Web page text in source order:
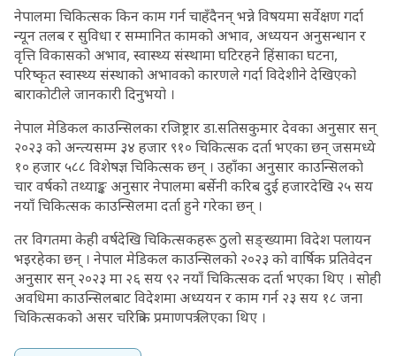
नेपालमा चिकित्सक किन काम गर्न चाहँदैनन् भन्ने विषयमा सर्वेक्षण गर्दा
न्यून तलब र सुविधा र सम्मानित कामको अभाव, अध्ययन अनुसन्धान र
वृत्ति विकासको अभाव, स्वास्थ्य संस्थामा घटिरहने हिंसाका घटना,
परिष्कृत स्वास्थ्य संस्थाको अभावको कारणले गर्दा विदेशीने देखिएको
बाराकोटीले जानकारी दिनुभयो ।
नेपाल मेडिकल काउन्सिलका रजिष्ट्रार डा.सतिसकुमार देवका अनुसार सन्
२०२३ को अन्त्यसम्म ३४ हजार ९१० चिकित्सक दर्ता भएका छन् जसमध्ये
१० हजार ५८८ विशेषज्ञ चिकित्सक छन् । उहाँका अनुसार काउन्सिलकाे
चार वर्षको तथ्याङ्क अनुसार नेपालमा बर्सेनी करिब दुई हजारदेखि २५ सय
नयाँ चिकित्सक काउन्सिलमा दर्ता हुने गरेका छन् ।
तर विगतमा केही वर्षदेखि चिकित्सकहरू ठुलो सङ्ख्यामा विदेश पलायन
भइरहेका छन् । नेपाल मेडिकल काउन्सिलको २०२३ को वार्षिक प्रतिवेदन
अनुसार सन् २०२३ मा २६ सय ९२ नयाँ चिकित्सक दर्ता भएका थिए । सोही
अवधिमा काउन्सिलबाट विदेशमा अध्ययन र काम गर्न २३ सय १८ जना
चिकित्सकको असर चरित्रिक प्रमाणपत्र लिएका थिए ।